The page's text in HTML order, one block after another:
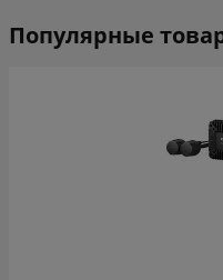
Популярные